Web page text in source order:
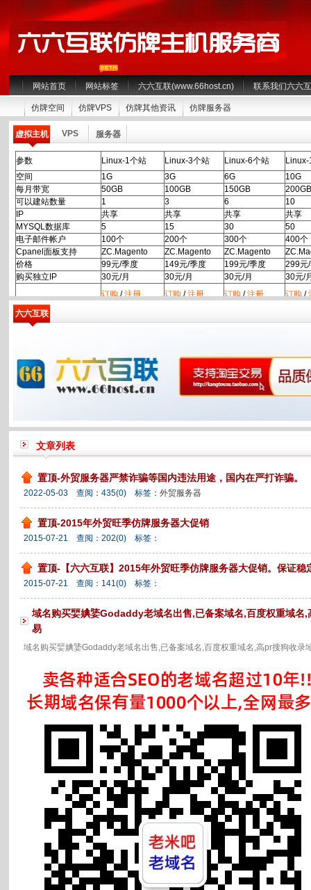
网站首页 网站标签 六六互联(www.66host.cn) 联系我们六六
仿牌空间 仿牌VPS 仿牌其他资讯 仿牌服务器
虚拟主机 VPS 服务器
参数 Linux-1个站 Linux-3个站 Linux-6个站
空间
1G 3G 6G
10G
每月带宽
50GB 100GB 150GB
200GB
可以建站数量
1 3 6
10
IP
共享 共享 共享
共享
MYSQL数据库
5 15 30
50
电子邮件帐户
100个 200个 300个
400个
Cpanel面板支持
ZC.Magento ZC.Magento ZC.Magento
价格
99元/季度 149元/季度 199元/季度
299元
购买独立IP
30元/月 30元/月 30元/月
30元/
订购/注册 订购/注册 订购/注册 订购/
六六互联
文章列表
置顶-外贸服务器严禁诈骗等国内违法用途，国内在严打诈骗。
2022-05-03 查阅： 435(0) 标签： 外贸服务器
置顶-2015年外贸旺季仿牌服务器大促销
2015-07-21 查阅： 202(0) 标签：
置顶-【六六互联】2015年外贸旺季仿牌服务器大促销。保证稳
2015-07-21 查阅： 141(0) 标签：
域名购买婯婰婱Godaddy老域名出售,已备案域名,百度权重域名
易
域名购买婯婰婱Godaddy老域名出售,已备案域名,百度权重域名,高pr搜狗收录